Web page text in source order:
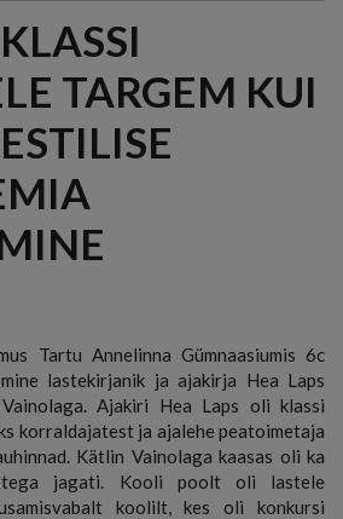
TARGEM KUI
Tartu Annelinna Gümnaasiumis 6c
lastekirjanik ja ajakirja Hea Laps
Ajakiri Hea Laps oli klassi
korraldajatest ja ajalehe peatoimetaja
Kätlin Vainolaga kaasas oli ka
jagati. Kooli poolt oli lastele
koolilt, kes oli konkursi